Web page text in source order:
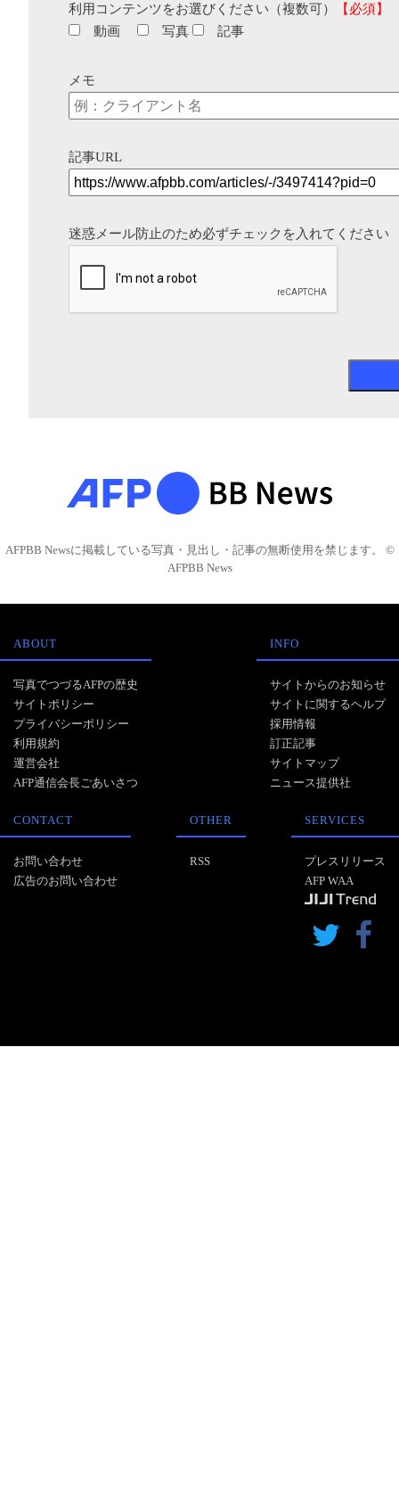
利用コンテンツをお選びください（複数可）
【必須】
動画
写真 記事
メモ
記事URL
迷惑メール防止のため必ずチェックを入れてください
AFPBB Newsに掲載している写真・見出し・記事の無断使用を禁じます。 ©
AFPBB News
ABOUT
写真でつづるAFPの歴史
サイトポリシー
プライバシーポリシー
利用規約
運営会社
AFP通信会長ごあいさつ
INFO
サイトからのお知らせ
サイトに関するヘルプ
採用情報
訂正記事
サイトマップ
ニュース提供社
CONTACT
お問い合わせ
広告のお問い合わせ
OTHER
RSS
SERVICES
プレスリリース
AFP WAA